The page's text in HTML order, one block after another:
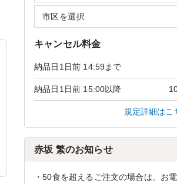
キャンセル料金
納品日1日前 14:59まで
納品日1日前 15:00以降
規定詳細はこ
赤坂 繁のお知らせ
・50食を超えるご注文の場合は、お